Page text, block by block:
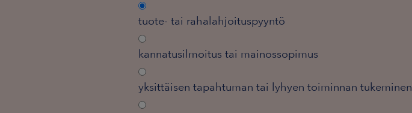
tuote- tai rahalahjoituspyyntö
kannatusilmoitus tai mainossopimus
yksittäisen tapahtuman tai lyhyen toiminnan tukeminen